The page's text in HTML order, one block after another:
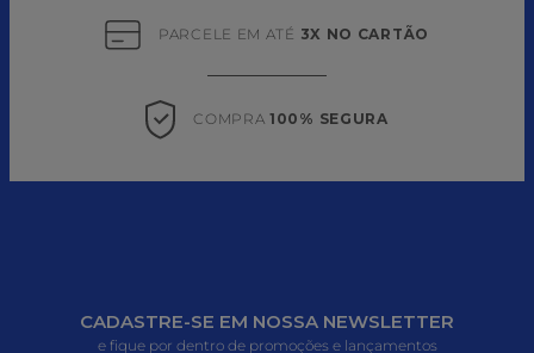
PARCELE EM ATÉ 3X NO CARTÃO
COMPRA 100% SEGURA
CADASTRE-SE EM NOSSA NEWSLETTER
e fique por dentro de promoções e lançamentos